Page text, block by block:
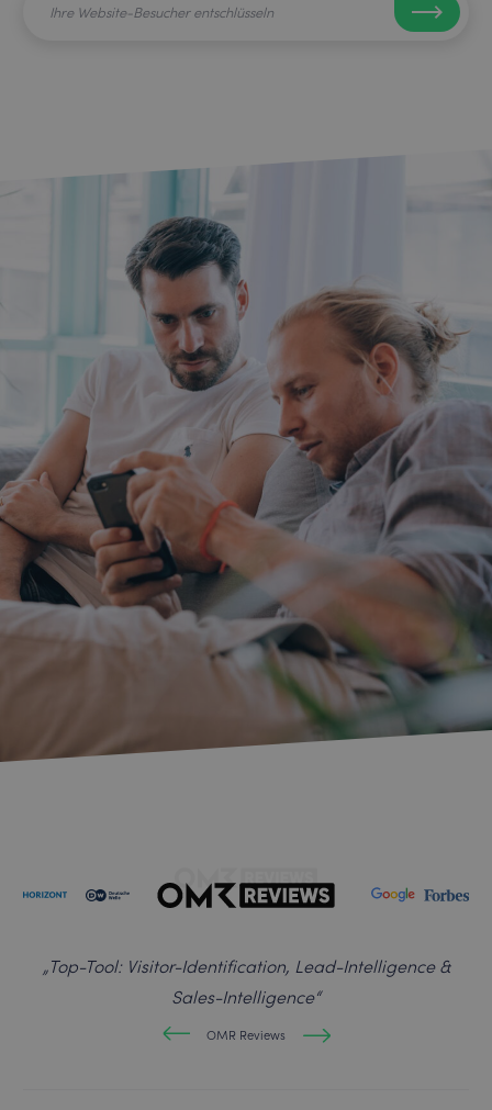
„Top-Tool: Visitor-Identification, Lead-Intelligence &
Sales-Intelligence“
OMR Reviews